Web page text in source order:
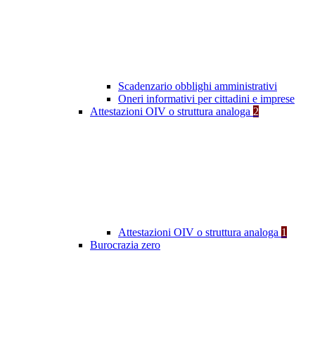
Scadenzario obblighi amministrativi
Oneri informativi per cittadini e imprese
Attestazioni OIV o struttura analoga 2
Attestazioni OIV o struttura analoga 1
Burocrazia zero